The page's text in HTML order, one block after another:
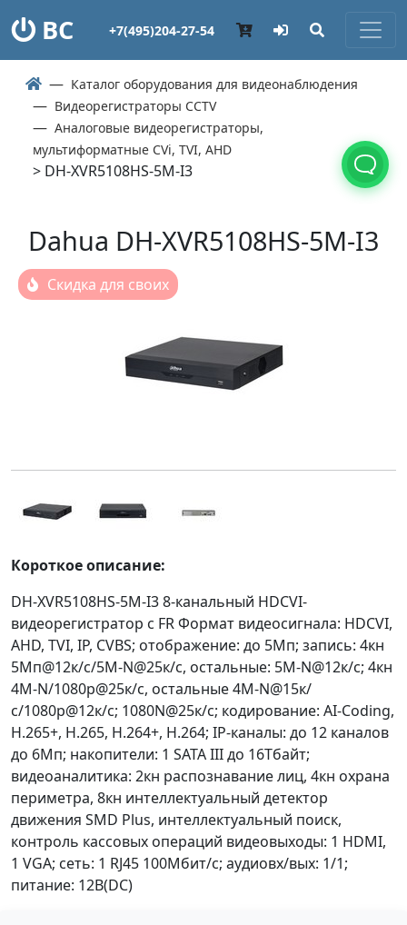
ВС +7(495)204-27-54
Каталог оборудования для видеонаблюдения
Видеорегистраторы CCTV
Аналоговые видеорегистраторы,
мультиформатные СVi, TVI, AHD
> DH-XVR5108HS-5M-I3
Dahua DH-XVR5108HS-5M-I3
Скидка для своих
Короткое описание:
DH-XVR5108HS-5M-I3 8-канальный HDCVI-
видеорегистратор с FR Формат видеосигнала: HDCVI,
AHD, TVI, IP, CVBS; отображение: до 5Мп; запись: 4кн
5Мп@12к/с/5M-N@25к/с, остальные: 5M-N@12к/с; 4кн
4M-N/1080p@25к/с, остальные 4M-N@15к/
с/1080p@12к/с; 1080N@25к/с; кодирование: AI-Coding,
H.265+, H.265, H.264+, H.264; IP-каналы: до 12 каналов
до 6Мп; накопители: 1 SATA III до 16Тбайт;
видеоаналитика: 2кн распознавание лиц, 4кн охрана
периметра, 8кн интеллектуальный детектор
движения SMD Plus, интеллектуальный поиск,
контроль кассовых операций видеовыходы: 1 HDMI,
1 VGA; сеть: 1 RJ45 100Мбит/с; аудиовх/вых: 1/1;
питание: 12В(DC)